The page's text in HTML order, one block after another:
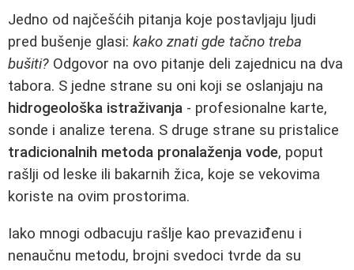
Jedno od najčešćih pitanja koje postavljaju ljudi
pred bušenje glasi: kako znati gde tačno treba
bušiti? Odgovor na ovo pitanje deli zajednicu na dva
tabora. S jedne strane su oni koji se oslanjaju na
hidrogeološka istraživanja - profesionalne karte,
sonde i analize terena. S druge strane su pristalice
tradicionalnih metoda pronalaženja vode, poput
rašlji od leske ili bakarnih žica, koje se vekovima
koriste na ovim prostorima.
Iako mnogi odbacuju rašlje kao prevaziđenu i
nenaučnu metodu, brojni svedoci tvrde da su